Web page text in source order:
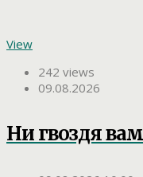
View
242 views
09.08.2026
Ни гвоздя